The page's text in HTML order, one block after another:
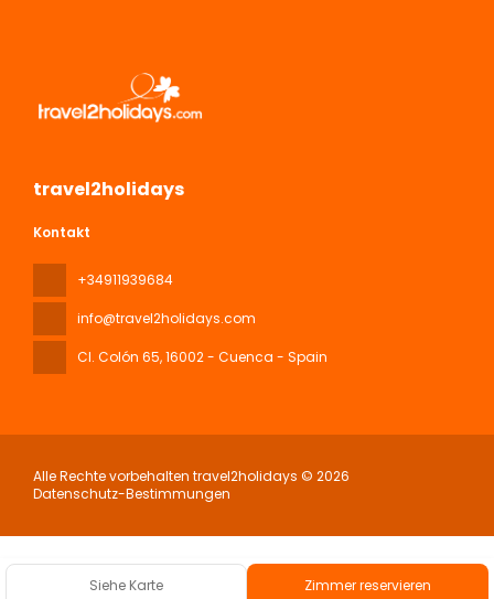
Siehe Karte Zimmer reservieren
travel2holidays
Kontakt
+34911939684
info@travel2holidays.com
Cl. Colón 65, 16002 - Cuenca - Spain
Alle Rechte vorbehalten travel2holidays © 2026
Datenschutz-Bestimmungen